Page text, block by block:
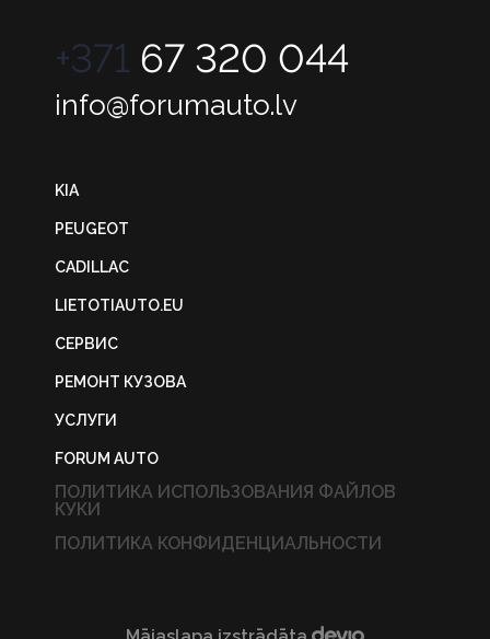
KIA
PEUGEOT
CADILLAC
LIETOTIAUTO.EU
СЕРВИС
РЕМОНТ КУЗОВА
УСЛУГИ
FORUM AUTO
+371 67 320 044
info@forumauto.lv
ПОЛИТИКА ИСПОЛЬЗОВАНИЯ ФАЙЛОВ
КУКИ
ПОЛИТИКА КОНФИДЕНЦИАЛЬНОСТИ